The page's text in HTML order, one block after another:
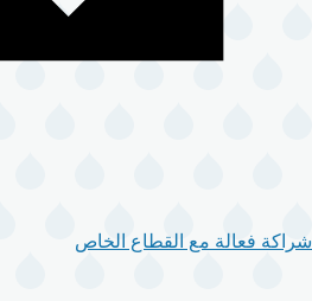
شراكة فعالة مع القطاع الخاص